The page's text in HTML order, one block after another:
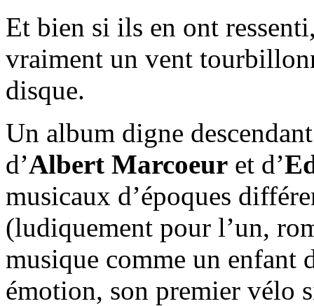
Et bien si ils en ont
vraiment un vent
disque.
Un album digne
d’Albert Marcoeur et d’
musicaux d’époques
(ludiquement pour l’un,
musique comme un enfant
émotion, son premier vélo